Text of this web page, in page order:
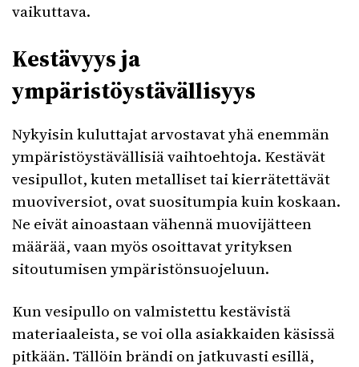
vaikuttava.
Kestävyys ja
ympäristöystävällisyys
Nykyisin kuluttajat arvostavat yhä enemmän
ympäristöystävällisiä vaihtoehtoja. Kestävät
vesipullot, kuten metalliset tai kierrätettävät
muoviversiot, ovat suositumpia kuin koskaan.
Ne eivät ainoastaan vähennä muovijätteen
määrää, vaan myös osoittavat yrityksen
sitoutumisen ympäristönsuojeluun.
Kun vesipullo on valmistettu kestävistä
materiaaleista, se voi olla asiakkaiden käsissä
pitkään. Tällöin brändi on jatkuvasti esillä,